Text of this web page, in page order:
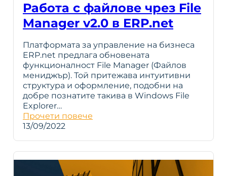
Работа с файлове чрез File
Manager v2.0 в ERP.net
Платформата за управление на бизнеса
ERP.net предлага обновената
функционалност File Manager (Файлов
мениджър). Той притежава интуитивни
структура и оформление, подобни на
добре познатите такива в Windows File
Explorer…
Прочети повече
13/09/2022